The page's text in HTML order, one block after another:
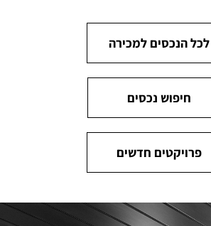
לכל הנכסים למכירה
חיפוש נכסים
פרויקטים חדשים